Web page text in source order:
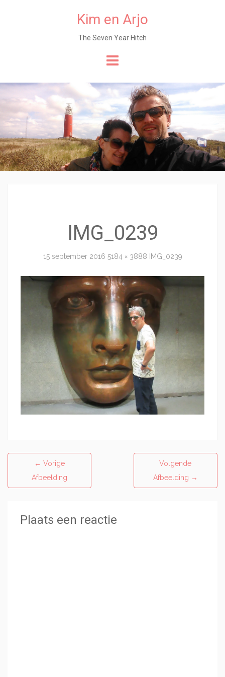
Kim en Arjo
The Seven Year Hitch
IMG_0239
15 september 2016 5184 × 3888 IMG_0239
← Vorige
Afbeelding
Volgende
Afbeelding →
Plaats een reactie